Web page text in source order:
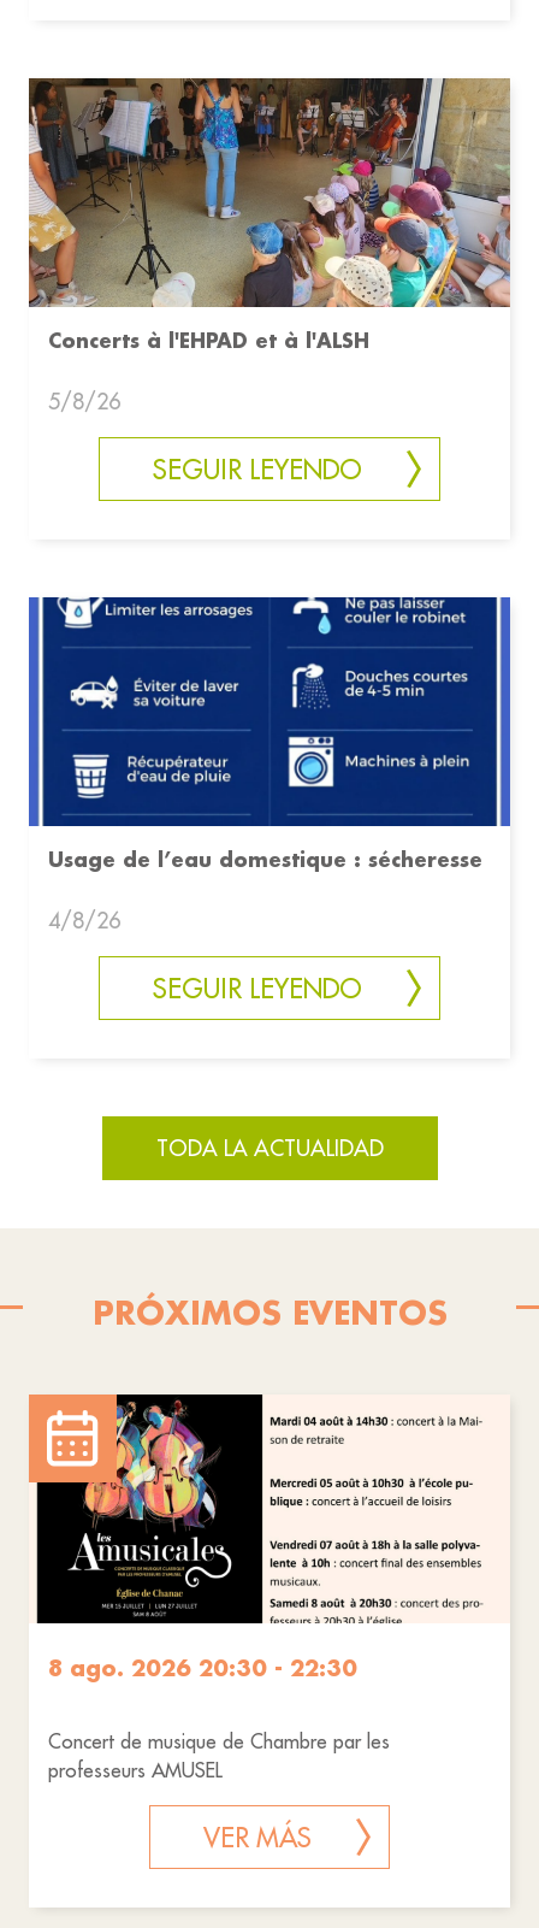
Concerts à l'EHPAD et à l'ALSH
5/8/26
SEGUIR LEYENDO
Usage de l’eau domestique : sécheresse
4/8/26
SEGUIR LEYENDO
TODA LA ACTUALIDAD
PRÓXIMOS EVENTOS
8 ago. 2026 20:30 - 22:30
Concert de musique de Chambre par les
professeurs AMUSEL
VER MÁS